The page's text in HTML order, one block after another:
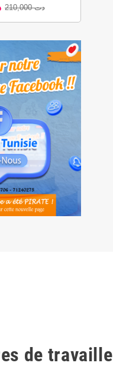
210,000 دت
de travaille